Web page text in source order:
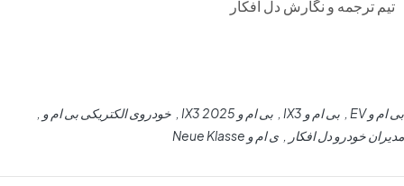
تیم ترجمه و نگارش دل افکار
بی ام و EV بی ام و IX3 بی ام و IX3 2025
خودروی الکتریکی بی ام و
مدیران خودرو دل افکار
ی ام و Neue Klasse